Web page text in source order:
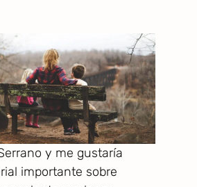
y me gustaría
importante sobre